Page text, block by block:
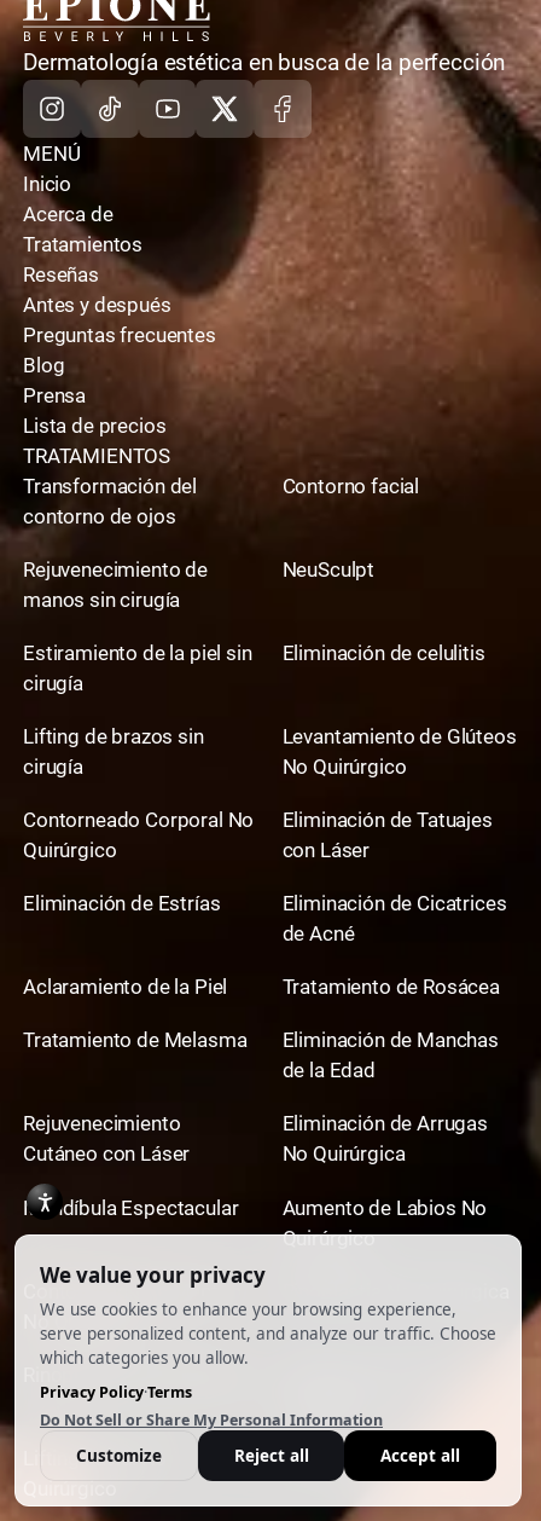
casa
Dermatología estética en busca de la perfección
Instagram
TikTokYoutube
X Facebook
MENÚ
Inicio
Acerca de
Tratamientos
Reseñas
Antes y después
Preguntas frecuentes
Blog
Prensa
Lista de precios
TRATAMIENTOS
Transformación del
contorno de ojos
Contorno facial
Rejuvenecimiento de
manos sin cirugía
NeuSculpt
Estiramiento de la piel sin
cirugía
Eliminación de celulitis
Lifting de brazos sin
cirugía
Levantamiento de Glúteos
No Quirúrgico
Contorneado Corporal No
Quirúrgico
Eliminación de Tatuajes
con Láser
Eliminación de Estrías
Eliminación de Cicatrices
de Acné
Aclaramiento de la Piel Tratamiento de Rosácea
Tratamiento de Melasma
Eliminación de Manchas
de la Edad
Rejuvenecimiento
Cutáneo con Láser
Eliminación de Arrugas
No Quirúrgica
Mandíbula Espectacular
Aumento de Labios No
Quirúrgico
Contorneado de Mentón
No Quirúrgico
Rinoplastia No Quirúrgica
Lifting Facial No
Quirúrgico
Eliminación de Ojeras